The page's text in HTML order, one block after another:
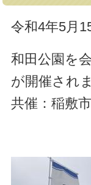
令和4年5月
和田公園を
が開催され
共催：稲敷市